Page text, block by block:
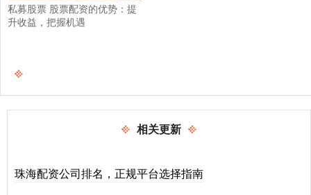
私募股票 股票配资的优势：提
升收益，把握机遇
相关更新
珠海配资公司排名，正规平台选择指南